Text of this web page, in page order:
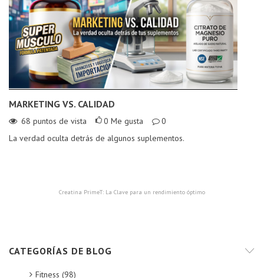
MARKETING VS. CALIDAD
68 puntos de vista 0 Me gusta
0
La verdad oculta detrás de algunos suplementos.
Creatina PrimeT: La Clave para un rendimiento óptimo
CATEGORÍAS DE BLOG
Fitness (98)